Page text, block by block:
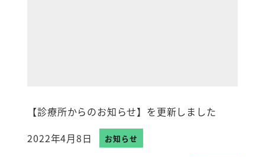
【診療所からのお知らせ】を更新しました
投稿日
2022年4月8日 お知らせ